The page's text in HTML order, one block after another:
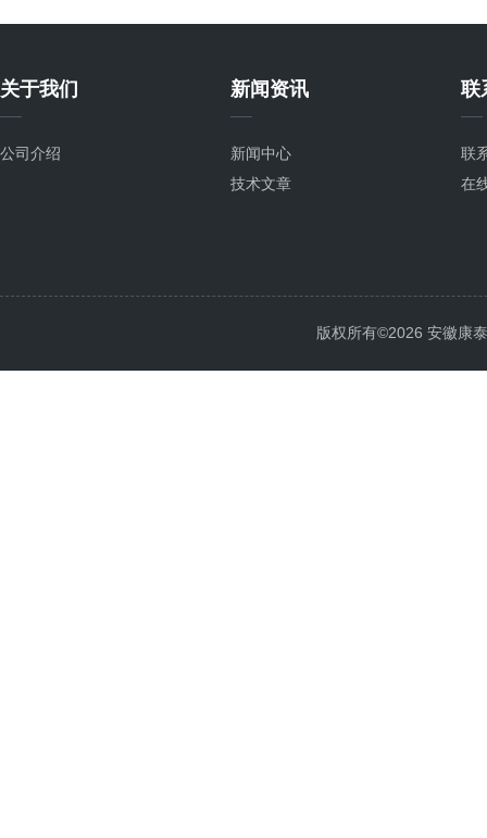
关于我们
公司介绍
新闻资讯
新闻中心
技术文章
联
联
在
版权所有©2026 安徽康